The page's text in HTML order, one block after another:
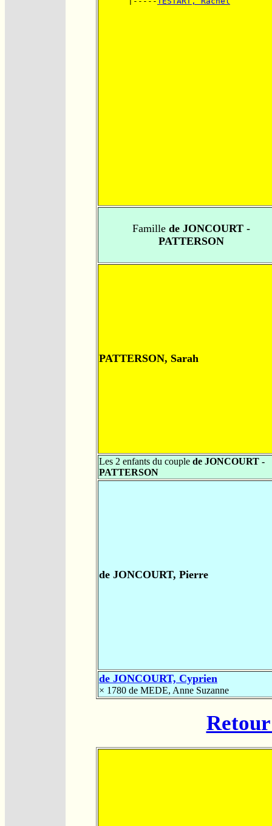
Famillede JONCOURT -
PATTERSON
PATTERSON, Sarah
Les 2 enfants du couple de JONCOURT -
PATTERSON
de JONCOURT, Pierre
de JONCOURT, Cyprien
× 1780 de MEDE, Anne Suzanne